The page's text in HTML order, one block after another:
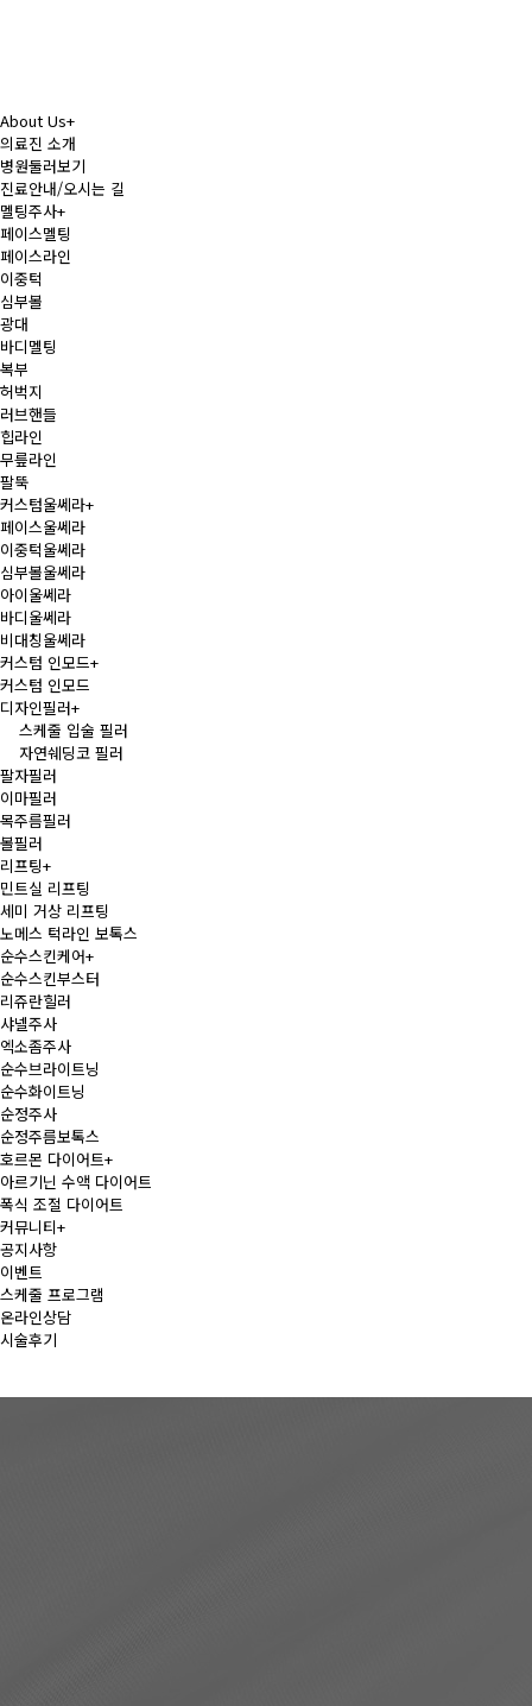
About Us+
의료진 소개
병원둘러보기
진료안내/오시는 길
멜팅주사+
페이스멜팅
페이스라인
이중턱
심부볼
광대
바디멜팅
복부
허벅지
러브핸들
힙라인
무릎라인
팔뚝
커스텀울쎄라+
페이스울쎄라
이중턱울쎄라
심부볼울쎄라
아이울쎄라
바디울쎄라
비대칭울쎄라
커스텀 인모드+
커스텀 인모드
디자인필러+
스케줄 입술 필러
자연쉐딩코 필러
팔자필러
이마필러
목주름필러
볼필러
리프팅+
민트실 리프팅
세미 거상 리프팅
노메스 턱라인 보톡스
순수스킨케어+
순수스킨부스터
리쥬란힐러
샤넬주사
엑소좀주사
순수브라이트닝
순수화이트닝
순정주사
순정주름보톡스
호르몬 다이어트+
아르기닌 수액 다이어트
폭식 조절 다이어트
커뮤니티+
공지사항
이벤트
스케줄 프로그램
온라인상담
시술후기